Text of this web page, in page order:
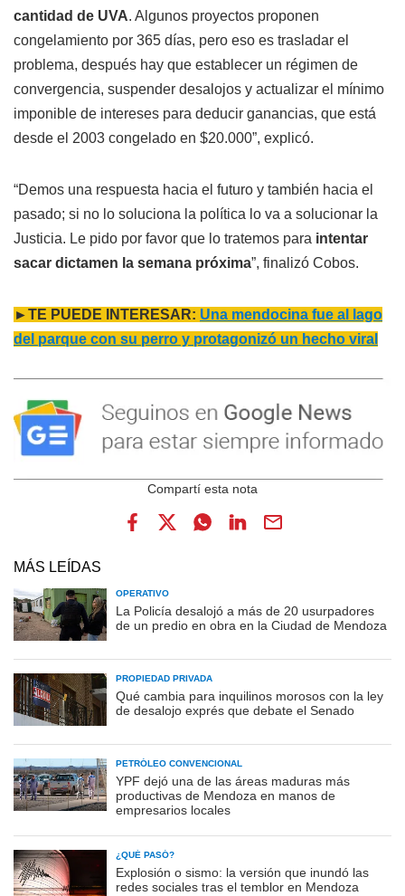
cantidad de UVA. Algunos proyectos proponen
congelamiento por 365 días, pero eso es trasladar el
problema, después hay que establecer un régimen de
convergencia, suspender desalojos y actualizar el mínimo
imponible de intereses para deducir ganancias, que está
desde el 2003 congelado en $20.000”, explicó.
“Demos una respuesta hacia el futuro y también hacia el
pasado; si no lo soluciona la política lo va a solucionar la
Justicia. Le pido por favor que lo tratemos para intentar
sacar dictamen la semana próxima”, finalizó Cobos.
►TE PUEDE INTERESAR: Una mendocina fue al lago
del parque con su perro y protagonizó un hecho viral
MÁS LEÍDAS
OPERATIVO
La Policía desalojó a más de 20 usurpadores
de un predio en obra en la Ciudad de Mendoza
PROPIEDAD PRIVADA
Qué cambia para inquilinos morosos con la ley
de desalojo exprés que debate el Senado
PETRÓLEO CONVENCIONAL
YPF dejó una de las áreas maduras más
productivas de Mendoza en manos de
empresarios locales
¿QUÉ PASÓ?
Explosión o sismo: la versión que inundó las
redes sociales tras el temblor en Mendoza